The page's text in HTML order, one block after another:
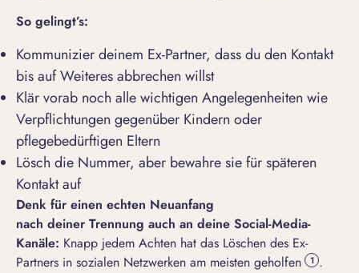
So gelingt’s:
Kommunizier deinem Ex-Partner, dass du den Kontakt
bis auf Weiteres abbrechen willst
Klär vorab noch alle wichtigen Angelegenheiten wie
Verpflichtungen gegenüber Kindern oder
pflegebedürftigen Eltern
Lösch die Nummer, aber bewahre sie für späteren
Kontakt auf
Denk für einen echten Neuanfang
nach deiner Trennung auch an deine Social-Media-
Kanäle: Knapp jedem Achten hat das Löschen des Ex-
Partners in sozialen Netzwerken am meisten geholfen
1 .